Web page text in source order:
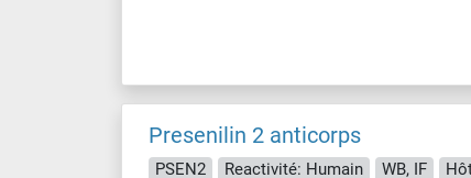
Presenilin 2 anticorps
PSEN2 Reactivité: Humain WB, IF